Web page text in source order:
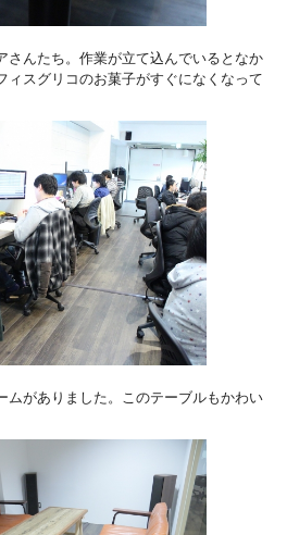
さんたち。作業が立て込んでいるとなか
ィスグリコのお菓子がすぐになくなって
ムがありました。このテーブルもかわい